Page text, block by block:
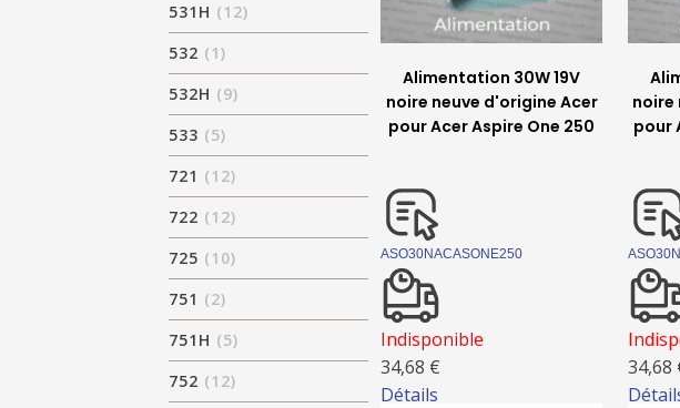
531H (12)
532 (1)
532H (9)
533 (5)
721 (12)
722 (12)
725 (10)
751 (2)
751H (5)
752 (12)
Détails
Alimentation 30W 19V
noire neuve d'origine Acer
pour Acer Aspire One 250
ASO30NACASONE250
Indisponible
34,68 €
noire
pour
34,68